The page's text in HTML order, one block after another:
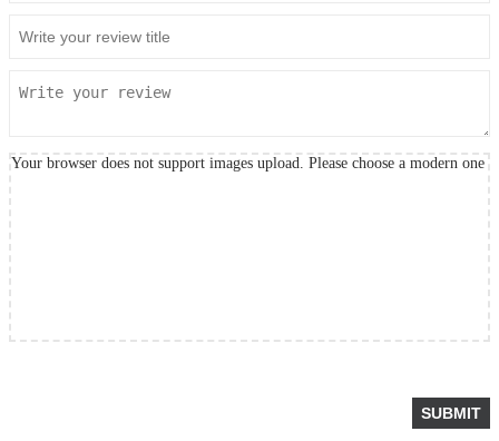
Your browser does not support images upload. Please choose a modern one